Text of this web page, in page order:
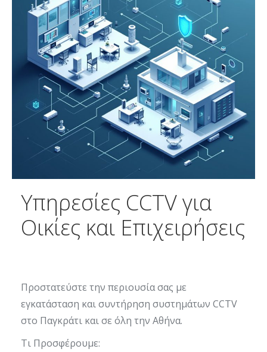
Υπηρεσίες CCTV για
Οικίες και Επιχειρήσεις
Προστατεύστε την περιουσία σας με
εγκατάσταση και συντήρηση συστημάτων CCTV
στο Παγκράτι και σε όλη την Αθήνα.
Τι Προσφέρουμε: